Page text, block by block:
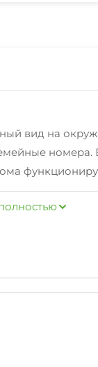
вид на
минут
до